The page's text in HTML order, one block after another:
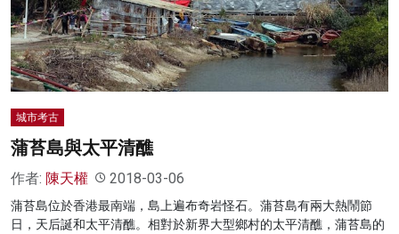
灼見活動
關於我們
城市考古
蒲苔島與太平清醮
作者: 陳天權 2018-03-06
蒲苔島位於香港最南端，島上遍布奇岩怪石。蒲苔島有兩大熱鬧節
日，天后誕和太平清醮。相對於新界大型鄉村的太平清醮，蒲苔島的